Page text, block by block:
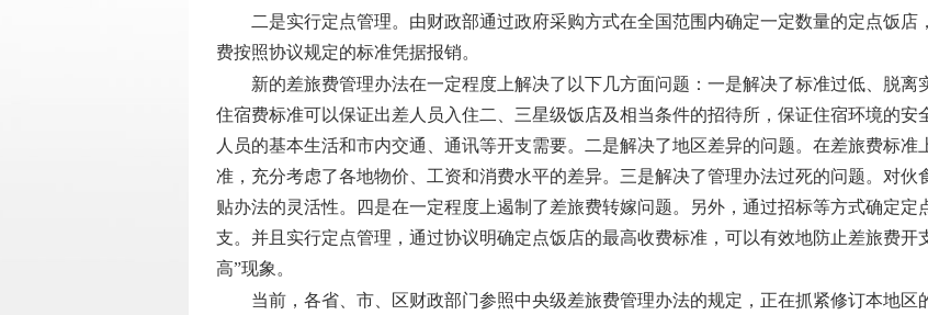
二是实行定点管理。由财政部通过政府采购方式在全国范围内确定一定数量的定点饭店
费按照协议规定的标准凭据报销。
新的差旅费管理办法在一定程度上解决了以下几方面问题：一是解决了标准过低、脱离
住宿费标准可以保证出差人员入住二、三星级饭店及相当条件的招待所，保证住宿环境的
人员的基本生活和市内交通、通讯等开支需要。二是解决了地区差异的问题。在差旅费标
准，充分考虑了各地物价、工资和消费水平的差异。三是解决了管理办法过死的问题。对
贴办法的灵活性。四是在一定程度上遏制了差旅费转嫁问题。另外，通过招标等方式确定
支。并且实行定点管理，通过协议明确定点饭店的最高收费标准，可以有效地防止差旅费开
高”现象。
当前，各省、市、区财政部门参照中央级差旅费管理办法的规定，正在抓紧修订本地区